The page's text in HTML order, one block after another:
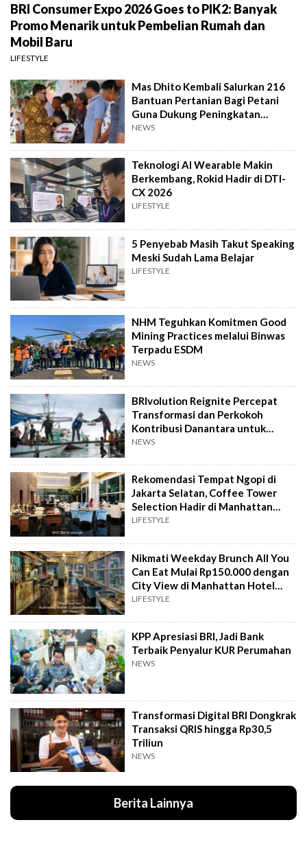
BRI Consumer Expo 2026 Goes to PIK2: Banyak
Promo Menarik untuk Pembelian Rumah dan
Mobil Baru
LIFESTYLE
Mas Dhito Kembali Salurkan 216
Bantuan Pertanian Bagi Petani
Guna Dukung Peningkatan
Produksi
NEWS
Teknologi AI Wearable Makin
Berkembang, Rokid Hadir di DTI-
CX 2026
LIFESTYLE
5 Penyebab Masih Takut Speaking
Meski Sudah Lama Belajar
LIFESTYLE
NHM Teguhkan Komitmen Good
Mining Practices melalui Binwas
Terpadu ESDM
NEWS
BRIvolution Reignite Percepat
Transformasi dan Perkokoh
Kontribusi Danantara untuk
Ekonomi Nasional
NEWS
Rekomendasi Tempat Ngopi di
Jakarta Selatan, Coffee Tower
Selection Hadir di Manhattan
Hotel Jakarta
LIFESTYLE
Nikmati Weekday Brunch All You
Can Eat Mulai Rp150.000 dengan
City View di Manhattan Hotel
Jakarta
LIFESTYLE
KPP Apresiasi BRI, Jadi Bank
Terbaik Penyalur KUR Perumahan
NEWS
Transformasi Digital BRI Dongkrak
Transaksi QRIS hingga Rp30,5
Triliun
NEWS
Berita Lainnya